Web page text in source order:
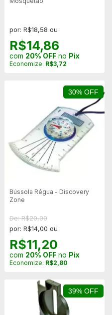
por: R$18,58 ou
R$14,86
com 20% OFFno Pix
Economize: R$3,72
30% OFF
Bússola Régua - Discovery
Zone
De: R$20,00
por: R$14,00 ou
R$11,20
com 20% OFFno Pix
Economize: R$2,80
39% OFF